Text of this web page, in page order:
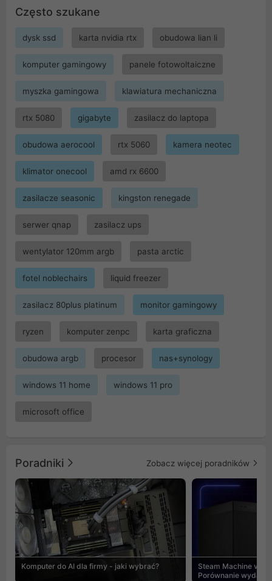
Często szukane
dysk ssd karta nvidia rtx obudowa lian li
komputer gamingowy panele fotowoltaiczne
myszka gamingowa klawiatura mechaniczna
rtx 5080 gigabyte zasilacz do laptopa
obudowa aerocool rtx 5060 kamera neotec
klimator onecool amd rx 6600
zasilacze seasonic kingston renegade
serwer qnap zasilacz ups
wentylator 120mm argb pasta arctic
fotel noblechairs liquid freezer
zasilacz 80plus platinum monitor gamingowy
ryzen komputer zenpc karta graficzna
obudowa argb procesor nas+synology
windows 11 home windows 11 pro
microsoft office
Poradniki Zobacz więcej poradników
Komputer do AI dla firmy - jaki wybrać?
Steam Machine vs
Porównanie